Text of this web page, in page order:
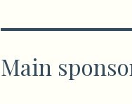
Main